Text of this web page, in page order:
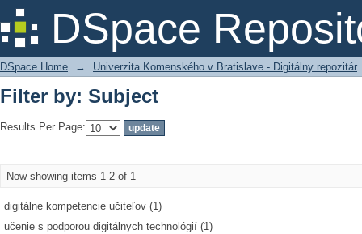
DSpace
Filter by: Subject
DSpace Home → Univerzita Komenského v Bratislave - Digitálny repozitár
Filter by: Subject
Results Per Page:
Now showing items 1-2 of 1
digitálne kompetencie učiteľov (1)
učenie s podporou digitálnych technológií (1)